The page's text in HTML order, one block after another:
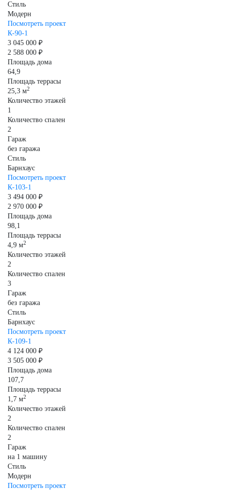
Стиль
Модерн
Посмотреть проект
К-90-1
3 045 000 ₽
2 588 000 ₽
Площадь дома
64,9
Площадь террасы
25,3 м2
Количество этажей
1
Количество спален
2
Гараж
без гаража
Стиль
Барнхаус
Посмотреть проект
К-103-1
3 494 000 ₽
2 970 000 ₽
Площадь дома
98,1
Площадь террасы
4,9 м2
Количество этажей
2
Количество спален
3
Гараж
без гаража
Стиль
Барнхаус
Посмотреть проект
К-109-1
4 124 000 ₽
3 505 000 ₽
Площадь дома
107,7
Площадь террасы
1,7 м2
Количество этажей
2
Количество спален
2
Гараж
на 1 машину
Стиль
Модерн
Посмотреть проект